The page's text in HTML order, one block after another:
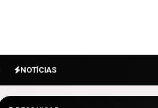
NOTÍCIAS